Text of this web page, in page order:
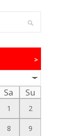
>
Sa Su
1 2
8 9